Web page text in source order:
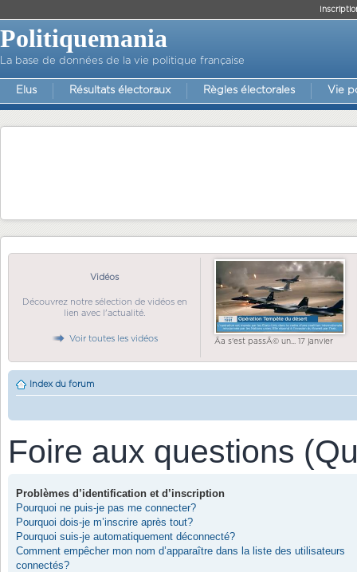
Politiquemania
La base de données de la vie politique française
Elus Résultats électoraux Règles électorales Vie
Vidéos
Découvrez notre sélection de vidéos en
lien avec l'actualité.
Voir toutes les vidéos Ãa s'est passÃ© un... 17 janvier
Index du forum
Foire aux questions
Problèmes d’identification et d’inscription
Pourquoi ne puis-je pas me connecter?
Pourquoi dois-je m’inscrire après tout?
Pourquoi suis-je automatiquement déconnecté?
Comment empêcher mon nom d’apparaître dans la liste des utilisateurs
connectés?